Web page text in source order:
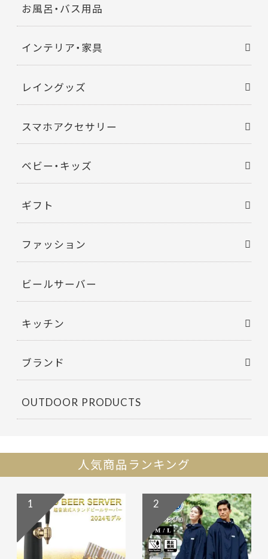
お風呂・バス用品
インテリア・家具
レイングッズ
スマホアクセサリー
ベビー・キッズ
ギフト
ファッション
ビールサーバー
キッチン
ブランド
OUTDOOR PRODUCTS
人気商品ランキング
1 2